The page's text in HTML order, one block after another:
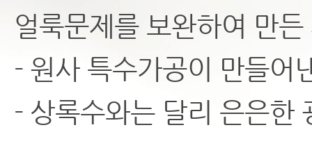
얼룩문제를 보완하여 만든
- 원사 특수가공이 만들어
- 상록수와는 달리 은은한